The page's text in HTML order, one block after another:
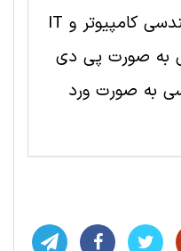
این مقاله ترجمه شده مهندسی کامپیوتر و IT
به صورت پی دی
به صورت ورد